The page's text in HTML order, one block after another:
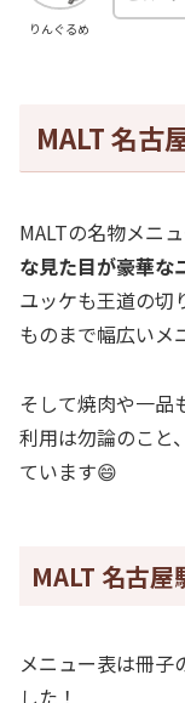
りんぐるめ
MALT 名古
MALTの名物メニ
な見た目が豪華な
ユッケも王道の切
ものまで幅広いメ
そして焼肉や一品
利用は勿論のこと
ています😄
MALT 名古屋
メニュー表は冊子
した！